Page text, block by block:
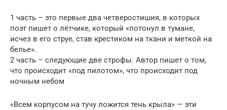
1 часть – это первые два четверостишия, в которых
поэт пишет о лётчике, который «потонул в тумане,
исчез в его струе, став крестиком на ткани и меткой на
белье».
2 часть – следующие две строфы. Автор пишет о том,
что происходит «под пилотом», что происходит под
ночным небом
«Всем корпусом на тучу ложится тень крыла» — эти